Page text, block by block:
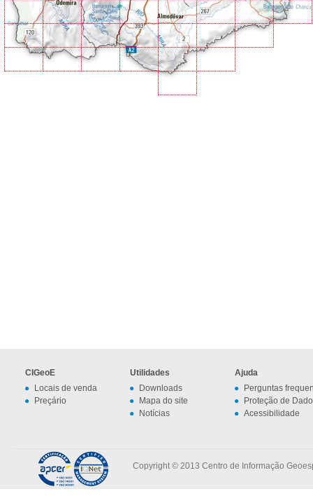
CIGeoE
Locais de venda
Preçário
Utilidades
Downloads
Mapa do site
Notícias
Ajuda
Perguntas
Proteção de
Acessibilidade
Copyright © 2013 Centro de Informação